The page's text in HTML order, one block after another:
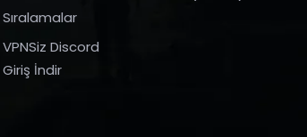
Sıralamalar
VPNSiz Discord
Giriş İndir